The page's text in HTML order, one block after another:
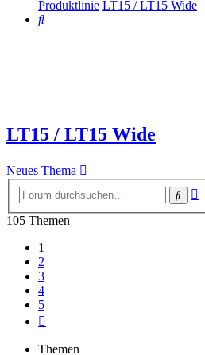
Produktlinie LT15 / LT15 Wide
Suche
LT15 / LT15 Wide
Neues Thema
Suche
105 Themen
1
2
3
4
5
Themen